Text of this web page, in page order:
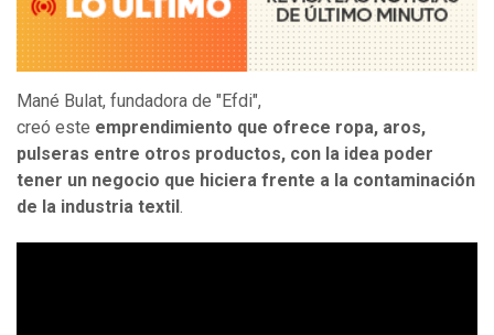
Mané Bulat, fundadora de "Efdi",
creó este emprendimiento que ofrece ropa, aros,
pulseras entre otros productos, con la idea poder
tener un negocio que hiciera frente a la contaminación
de la industria textil .